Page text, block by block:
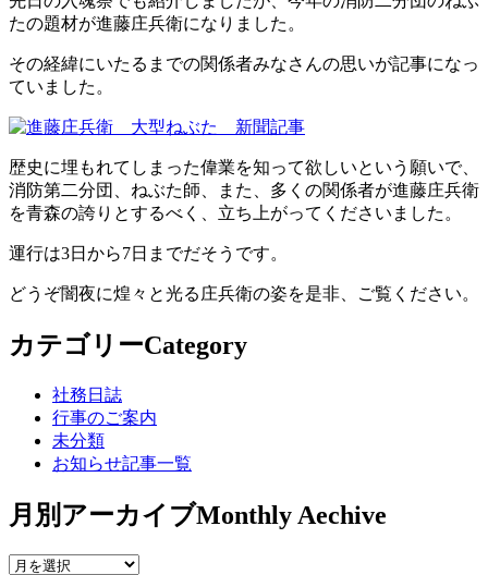
お問い合わせ
たの題材が進藤庄兵衛になりました。
その経緯にいたるまでの関係者みなさんの思いが記事になっ
ていました。
歴史に埋もれてしまった偉業を知って欲しいという願いで、
消防第二分団、ねぶた師、また、多くの関係者が進藤庄兵衛
を青森の誇りとするべく、立ち上がってくださいました。
運行は3日から7日までだそうです。
どうぞ闇夜に煌々と光る庄兵衛の姿を是非、ご覧ください。
カテゴリーCategory
社務日誌
行事のご案内
未分類
お知らせ記事一覧
月別アーカイブMonthly Aechive